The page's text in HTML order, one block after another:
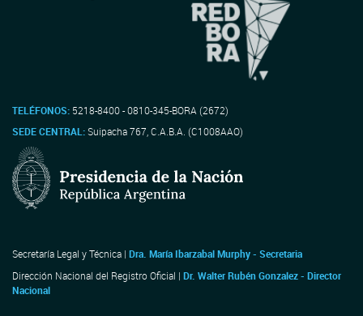
TELÉFONOS: 5218-8400 - 0810-345-BORA (2672)
SEDE CENTRAL:Suipacha 767, C.A.B.A. (C1008AAO)
Secretaría Legal y Técnica | Dra. María Ibarzabal Murphy - Secretaria
Dirección Nacional del Registro Oficial | Dr. Walter Rubén Gonzalez - Director
Nacional